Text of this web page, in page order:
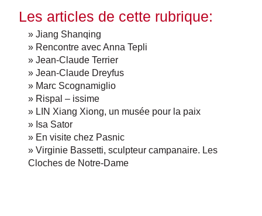
Les articles de cette rubrique:
» Jiang Shanqing
» Rencontre avec Anna Tepli
» Jean-Claude Terrier
» Jean-Claude Dreyfus
» Marc Scognamiglio
» Rispal – issime
» LIN Xiang Xiong, un musée pour la paix
» Isa Sator
» En visite chez Pasnic
» Virginie Bassetti, sculpteur campanaire. Les
Cloches de Notre-Dame